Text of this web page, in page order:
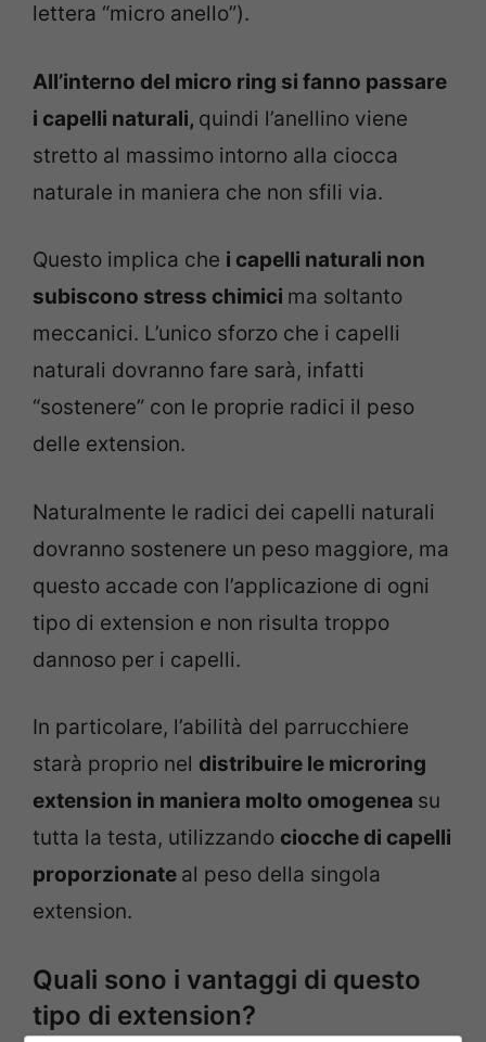
lettera “micro anello”).
All’interno del micro ring si fanno passare
i capelli naturali, quindi l’anellino viene
stretto al massimo intorno alla ciocca
naturale in maniera che non sfili via.
Questo implica che i capelli naturali non
subiscono stress chimici ma soltanto
meccanici. L’unico sforzo che i capelli
naturali dovranno fare sarà, infatti
“sostenere” con le proprie radici il peso
delle extension.
Naturalmente le radici dei capelli naturali
dovranno sostenere un peso maggiore, ma
questo accade con l’applicazione di ogni
tipo di extension e non risulta troppo
dannoso per i capelli.
In particolare, l’abilità del parrucchiere
starà proprio nel distribuire le microring
extension in maniera molto omogenea su
tutta la testa, utilizzando ciocche di capelli
proporzionate al peso della singola
extension.
Quali sono i vantaggi di questo
tipo di extension?